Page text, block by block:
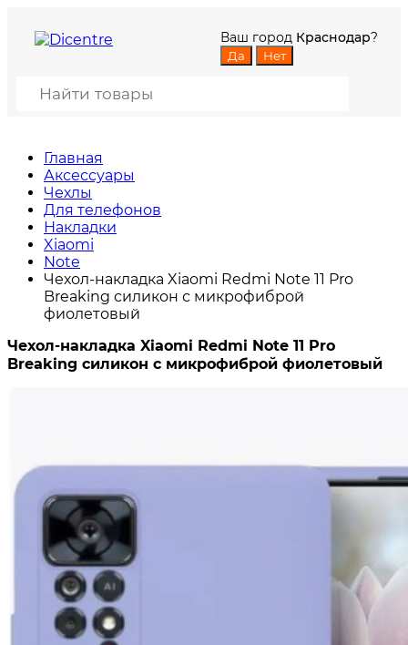
Ваш город Краснодар?
Главная
Аксессуары
Чехлы
Для телефонов
Накладки
Xiaomi
Note
Чехол-накладка Xiaomi Redmi Note 11 Pro
Breaking силикон с микрофиброй
фиолетовый
Чехол-накладка Xiaomi Redmi Note 11 Pro
Breaking силикон с микрофиброй фиолетовый